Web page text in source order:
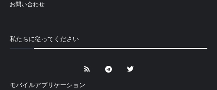
お問い合わせ
私たちに従ってください
モバイルアプリケーション